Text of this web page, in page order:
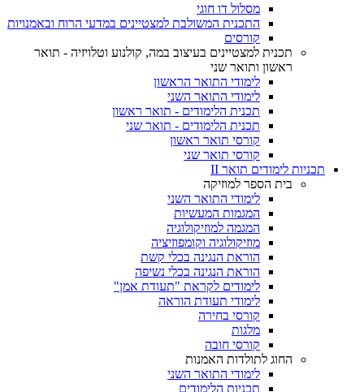
מסלול דו חוגי
התכנית המשולבת למצטיינים במדעי הרוח ובאמנויות
קורסים
תכנית למצטיינים בעיצוב במה, קולנוע וטלויזיה - תואר
ראשון ותואר שני
לימודי התואר הראשון
לימודי התואר השני
תכנית הלימודים - תואר ראשון
תכנית הלימודים - תואר שני
קורסי תואר ראשון
קורסי תואר שני
תכניות לימודים תואר II
בית הספר למוזיקה
לימודי התואר השני
המגמות המעשיות
המגמה למוזיקולוגיה
מוזיקולוגיה וקומפוזיציה
הוראת הנגינה בכלי קשת
הוראת הנגינה בכלי נשיפה
לימודים לקראת "תעודת אמן"
לימודי תעודת הוראה
קורסי בחירה
מלגות
קורסי חובה
החוג לתולדות האמנות
לימודי התואר השני
תכניות הלימודים